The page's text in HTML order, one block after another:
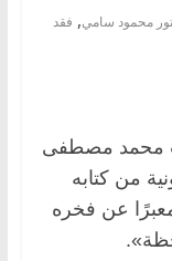
محمود سامي, فقد
محمد مصطفى
من كتابه
معبرًا عن فخره